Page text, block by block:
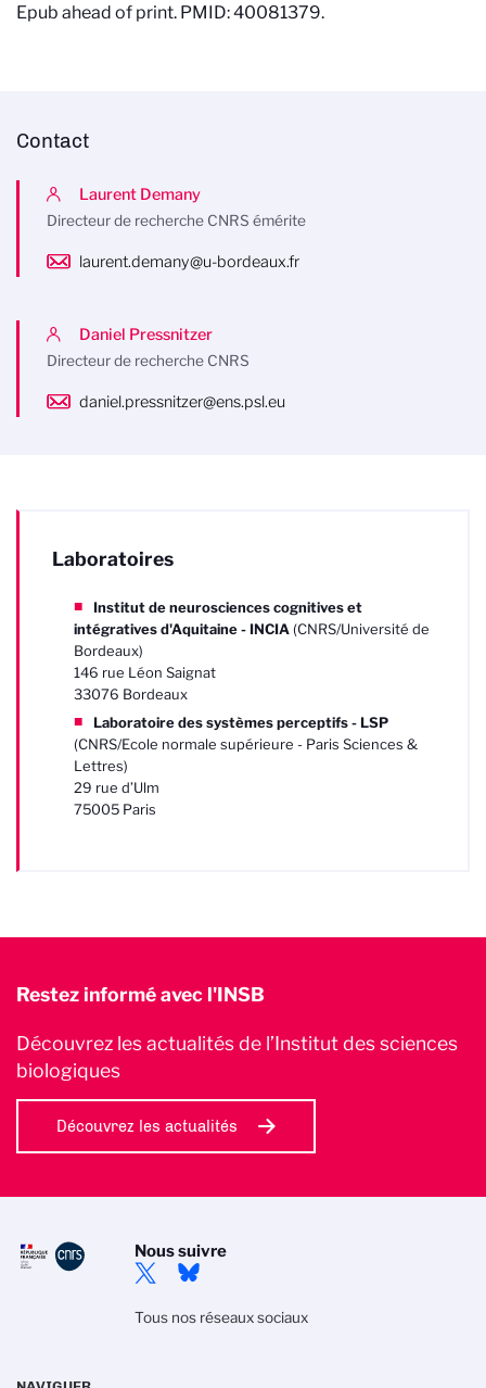
Epub ahead of print. PMID: 40081379.
Contact
Laurent Demany
Directeur de recherche CNRS émérite
laurent.demany@u-bordeaux.fr
Daniel Pressnitzer
Directeur de recherche CNRS
daniel.pressnitzer@ens.psl.eu
Laboratoires
Institut de neurosciences cognitives et
intégratives d'Aquitaine - INCIA (CNRS/Université de
Bordeaux)
146 rue Léon Saignat
33076 Bordeaux
Laboratoire des systèmes perceptifs - LSP
(CNRS/Ecole normale supérieure - Paris Sciences &
Lettres)
29 rue d’Ulm
75005 Paris
Restez informé avec l'INSB
Découvrez les actualités de l’Institut des sciences
biologiques
Découvrez les actualités
Nous suivre
Tous nos réseaux sociaux